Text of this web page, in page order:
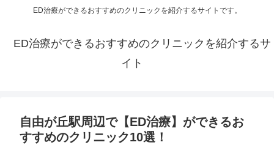
ED治療ができるおすすめのクリニックを紹介するサイトです。
ED治療ができるおすすめのクリニックを紹介するサ
イト
自由が丘駅周辺で【ED治療】ができるお
すすめのクリニック10選！